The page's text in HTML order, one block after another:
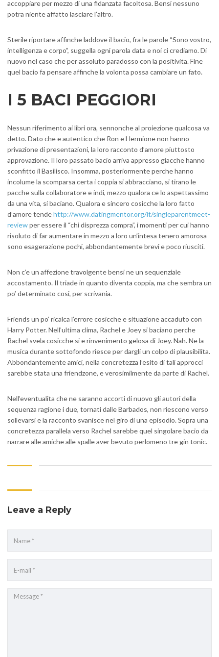
accoppiare per mezzo di una fidanzata facoltosa. Bensi nessuno
potra niente affatto lasciare l’altro.
Sterile riportare affinche laddove il bacio, fra le parole “Sono vostro,
intelligenza e corpo”, suggella ogni parola data e noi ci crediamo. Di
nuovo nel caso che per assoluto paradosso con la positivita. Fine
quel bacio fa pensare affinche la volonta possa cambiare un fato.
I 5 BACI PEGGIORI
Nessun riferimento ai libri ora, sennonche al proiezione qualcosa va
detto. Dato che e autentico che Ron e Hermione non hanno
privazione di presentazioni, la loro racconto d’amore piuttosto
approvazione. Il loro passato bacio arriva appresso giacche hanno
sconfitto il Basilisco. Insomma, posteriormente perche hanno
incolume la scomparsa certa i coppia si abbracciano, si tirano le
pacche sulla collaboratore e indi, mezzo qualora ce lo aspettassimo
da una vita, si baciano. Qualora e sincero cosicche la loro fatto
d’amore tendehttp://www.datingmentor.org/it/singleparentmeet-
reviewper essere il “chi disprezza compra”, i momenti per cui hanno
risoluto di far aumentare in mezzo a loro un’intesa tenero amorosa
sono esagerazione pochi, abbondantemente brevi e poco riusciti.
Non c’e un affezione travolgente bensi ne un sequenziale
accostamento. Il triade in quanto diventa coppia, ma che sembra un
po’ determinato cosi, per scrivania.
Friends un po’ ricalca l’errore cosicche e situazione accaduto con
Harry Potter. Nell’ultima clima, Rachel e Joey si baciano perche
Rachel svela cosicche si e rinvenimento gelosa di Joey. Nah. Ne la
musica durante sottofondo riesce per dargli un colpo di plausibilita.
Abbondantemente amici, nella concretezza l’esito di tali approcci
sarebbe stata una friendzone, e verosimilmente da parte di Rachel.
Nell’eventualita che ne saranno accorti di nuovo gli autori della
sequenza ragione i due, tornati dalle Barbados, non riescono verso
sollevarsi e la racconto svanisce nel giro di una episodio. Sopra una
concretezza parallela verso Rachel sarebbe quel singolare bacio da
narrare alle amiche alle spalle aver bevuto perlomeno tre gin tonic.
Leave a Reply